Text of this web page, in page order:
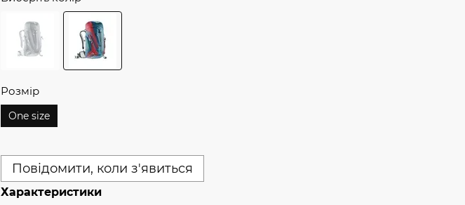
Розмір
One size
Повідомити, коли з'явиться
Характеристики